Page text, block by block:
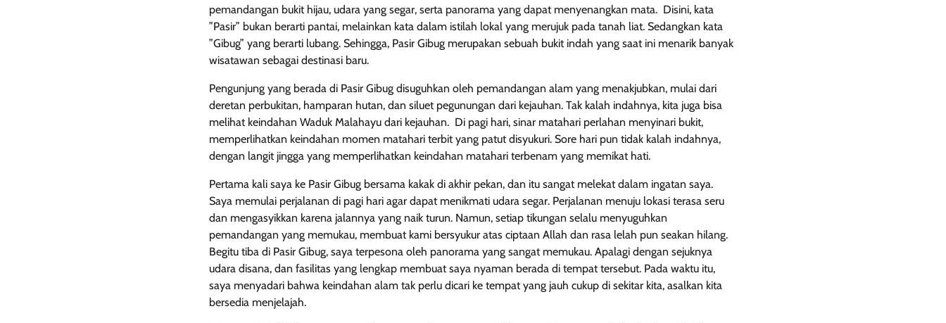
pemandangan bukit hijau, udara yang segar, serta panorama yang dapat menyenangkan mata. Disini, kata
”Pasir” bukan berarti pantai, melainkan kata dalam istilah lokal yang merujuk pada tanah liat. Sedangkan kata
”Gibug” yang berarti lubang. Sehingga, Pasir Gibug merupakan sebuah bukit indah yang saat ini menarik banyak
wisatawan sebagai destinasi baru.
Pengunjung yang berada di Pasir Gibug disuguhkan oleh pemandangan alam yang menakjubkan, mulai dari
deretan perbukitan, hamparan hutan, dan siluet pegunungan dari kejauhan. Tak kalah indahnya, kita juga bisa
melihat keindahan Waduk Malahayu dari kejauhan. Di pagi hari, sinar matahari perlahan menyinari bukit,
memperlihatkan keindahan momen matahari terbit yang patut disyukuri. Sore hari pun tidak kalah indahnya,
dengan langit jingga yang memperlihatkan keindahan matahari terbenam yang memikat hati.
Pertama kali saya ke Pasir Gibug bersama kakak di akhir pekan, dan itu sangat melekat dalam ingatan saya.
Saya memulai perjalanan di pagi hari agar dapat menikmati udara segar. Perjalanan menuju lokasi terasa seru
dan mengasyikkan karena jalannya yang naik turun. Namun, setiap tikungan selalu menyuguhkan
pemandangan yang memukau, membuat kami bersyukur atas ciptaan Allah dan rasa lelah pun seakan hilang.
Begitu tiba di Pasir Gibug, saya terpesona oleh panorama yang sangat memukau. Apalagi dengan sejuknya
udara disana, dan fasilitas yang lengkap membuat saya nyaman berada di tempat tersebut. Pada waktu itu,
saya menyadari bahwa keindahan alam tak perlu dicari ke tempat yang jauh cukup di sekitar kita, asalkan kita
bersedia menjelajah.